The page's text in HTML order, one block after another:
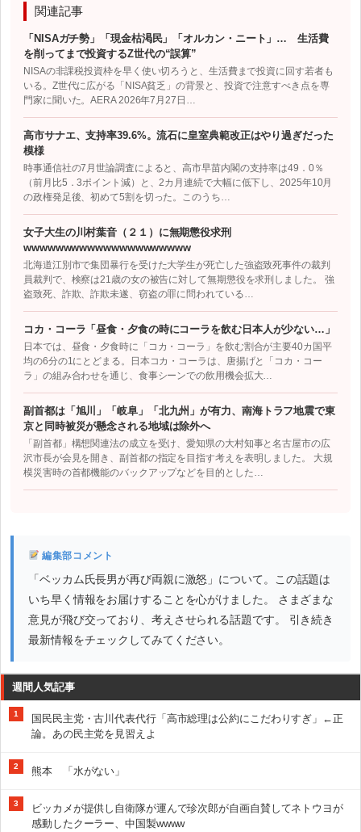
関連記事
「NISAガチ勢」「現金枯渇民」「オルカン・ニート」… 生活費
を削ってまで投資するZ世代の“誤算”
NISAの非課税投資枠を早く使い切ろうと、生活費まで投資に回す若者も
いる。Z世代に広がる「NISA貧乏」の背景と、投資で注意すべき点を専
門家に聞いた。AERA 2026年7月27日…
高市サナエ、支持率39.6%。流石に皇室典範改正はやり過ぎだった
模様
時事通信社の7月世論調査によると、高市早苗内閣の支持率は49．0％
（前月比5．3ポイント減）と、2カ月連続で大幅に低下し、2025年10月
の政権発足後、初めて5割を切った。このうち…
女子大生の川村葉音（２１）に無期懲役求刑
wwwwwwwwwwwwwwwwwwwww
北海道江別市で集団暴行を受けた大学生が死亡した強盗致死事件の裁判
員裁判で、検察は21歳の女の被告に対して無期懲役を求刑しました。 強
盗致死、詐欺、詐欺未遂、窃盗の罪に問われている…
コカ・コーラ「昼食・夕食の時にコーラを飲む日本人が少ない…」
日本では、昼食・夕食時に「コカ・コーラ」を飲む割合が主要40カ国平
均の6分の1にとどまる。日本コカ・コーラは、唐揚げと「コカ・コー
ラ」の組み合わせを通じ、食事シーンでの飲用機会拡大…
副首都は「旭川」「岐阜」「北九州」が有力、南海トラフ地震で東
京と同時被災が懸念される地域は除外へ
「副首都」構想関連法の成立を受け、愛知県の大村知事と名古屋市の広
沢市長が会見を開き、副首都の指定を目指す考えを表明しました。 大規
模災害時の首都機能のバックアップなどを目的とした…
編集部コメント
「ベッカム氏長男が再び両親に激怒」について。この話題は
いち早く情報をお届けすることを心がけました。 さまざまな
意見が飛び交っており、考えさせられる話題です。 引き続き
最新情報をチェックしてみてください。
週間人気記事
1
国民民主党・古川代表代行「高市総理は公約にこだわりすぎ」←正
論。あの民主党を見習えよ
2 熊本 「水がない」
3
ビッカメが提供し自衛隊が運んで珍次郎が自画自賛してネトウヨが
感動したクーラー、中国製wwww